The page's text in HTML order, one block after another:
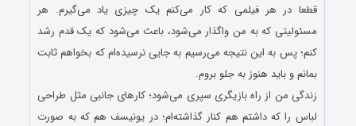
قطعا در هر فیلمی که کار می‌کنم یک چیزی یاد می‌گیرم. هر
مسئولیتی که به من واگذار می‌شود، باعث می‌شود که یک قدم رشد
کنم؛ پس به این نتیجه می‌رسیم به جایی نرسیده‌ام که بخواهم ثابت
بمانم و باید هنوز به جلو بروم.
زندگی من از راه بازیگری سپری می‌شود؛ کارهای جانبی مثل طراحی
لباس را که داشتم هم کنار گذاشته‌ام؛ در یونیسف هم که به صورت